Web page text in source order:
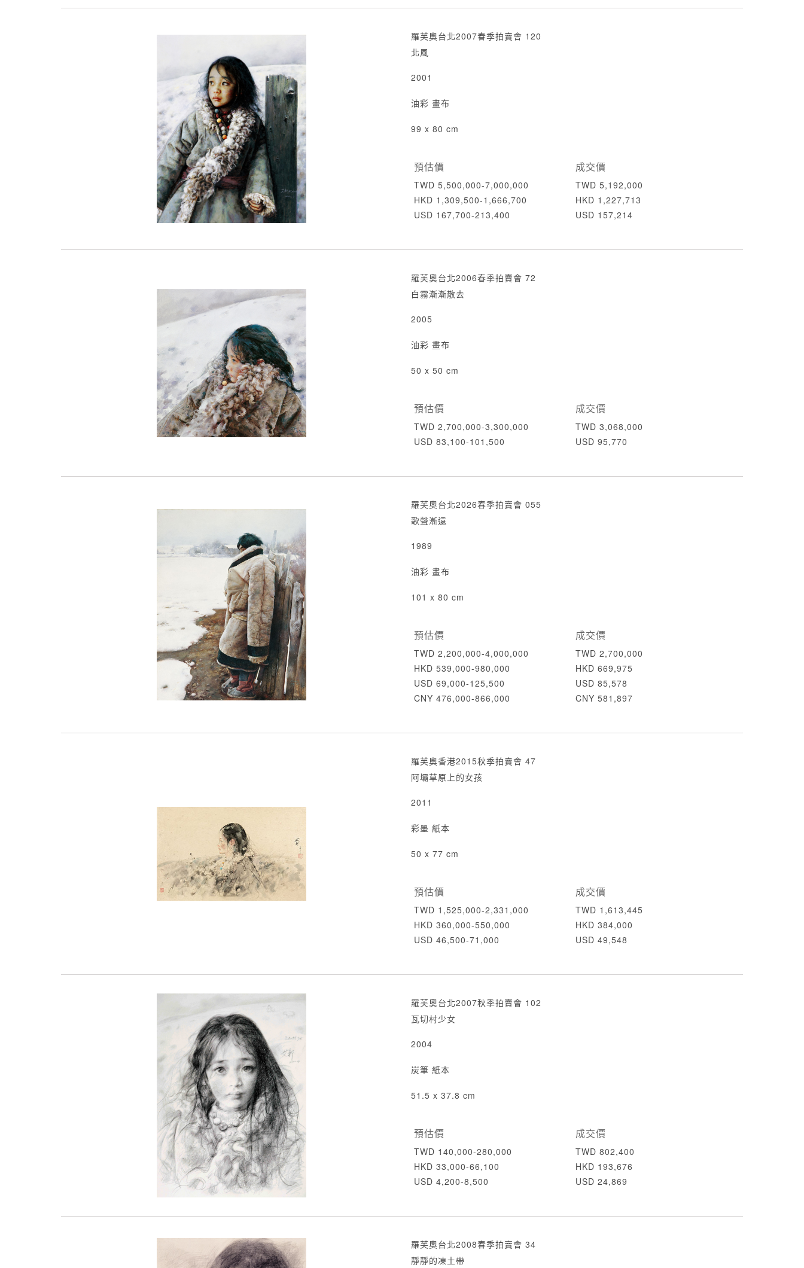
羅芙奧台北2007春季拍賣會 120
北風
2001
油彩 畫布
99 x 80 cm
預估價
TWD 5,500,000-7,000,000
HKD 1,309,500-1,666,700
USD 167,700-213,400
成交價
TWD 5,192,000
HKD 1,227,713
USD 157,214
羅芙奧台北2006春季拍賣會 72
白霧漸漸散去
2005
油彩 畫布
50 x 50 cm
預估價
TWD 2,700,000-3,300,000
USD 83,100-101,500
成交價
TWD 3,068,000
USD 95,770
羅芙奧台北2026春季拍賣會 055
歌聲漸遠
1989
油彩 畫布
101 x 80 cm
預估價
TWD 2,200,000-4,000,000
HKD 539,000-980,000
USD 69,000-125,500
CNY 476,000-866,000
成交價
TWD 2,700,000
HKD 669,975
USD 85,578
CNY 581,897
羅芙奧香港2015秋季拍賣會 47
阿壩草原上的女孩
2011
彩墨 紙本
50 x 77 cm
預估價
TWD 1,525,000-2,331,000
HKD 360,000-550,000
USD 46,500-71,000
成交價
TWD 1,613,445
HKD 384,000
USD 49,548
羅芙奧台北2007秋季拍賣會 102
瓦切村少女
2004
炭筆 紙本
51.5 x 37.8 cm
預估價
TWD 140,000-280,000
HKD 33,000-66,100
USD 4,200-8,500
成交價
TWD 802,400
HKD 193,676
USD 24,869
羅芙奧台北2008春季拍賣會 34
靜靜的凍土帶